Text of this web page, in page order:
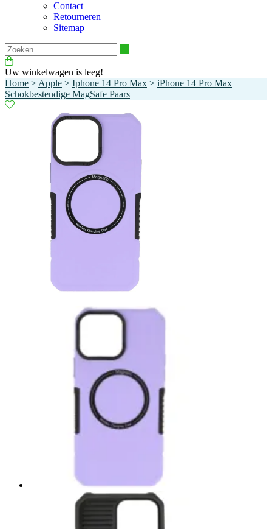
Contact
Retourneren
Sitemap
Uw winkelwagen is leeg!
Home > Apple > Iphone 14 Pro Max > iPhone 14 Pro Max
Schokbestendige MagSafe Paars